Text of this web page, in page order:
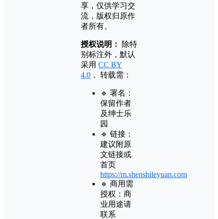
享，仅供学习交
流，版权归原作
者所有。
授权说明：
除特
别标注外，默认
采用 CC BY
4.0 ， 转载需：
🔹 署名：
保留作者
及绅士乐
园
🔹 链接：
建议附原
文链接或
首页
https://m.shenshileyuan.com
🔹 商用需
授权：商
业用途请
联系